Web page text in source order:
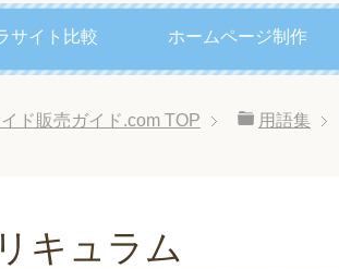
サイト比較 ホームページ制作
ド販売ガイド.com TOP 用語集
キュラム